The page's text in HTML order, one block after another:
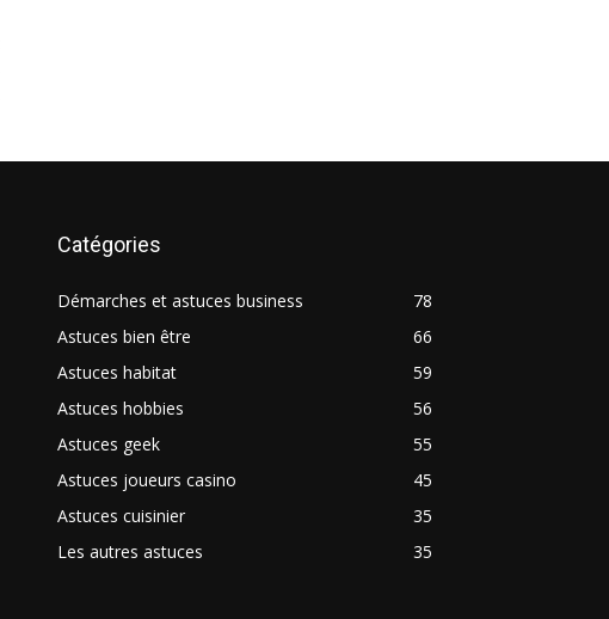
Catégories
Démarches et astuces business
78
Astuces bien être
66
Astuces habitat
59
Astuces hobbies
56
Astuces geek
55
Astuces joueurs casino
45
Astuces cuisinier
35
Les autres astuces
35